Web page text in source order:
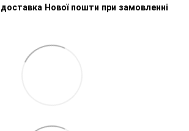
Нової пошти при замовленні